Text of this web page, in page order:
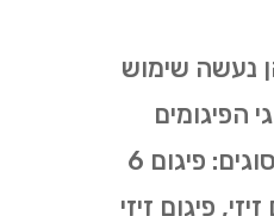
נעשה שימוש
הפיגומים
המוצעים להשכרה. בין הסוגים: פיגום 6
פיגום זיזי